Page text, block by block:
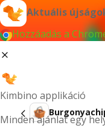
Aktuális
Hozzáadás a
Kimbino applikáció
Minden ajánlat egy